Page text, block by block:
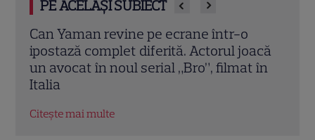
PE ACELAȘI SUBIECT
Primele imagini de la nunta Damlei
Sönmez. Actrița din „Legea familiei” s-a
căsătorit într-o ceremonie discretă la
Istanbul
Citește mai multe